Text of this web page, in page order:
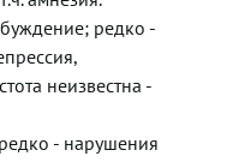
редко -
неизвестна -
- нарушения